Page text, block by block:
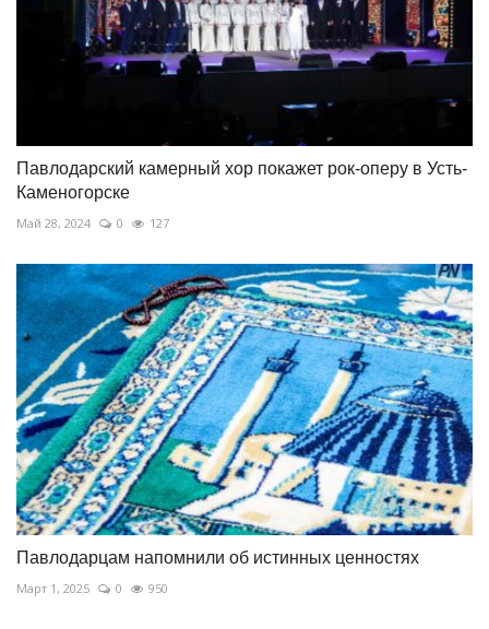
Павлодарский камерный хор покажет рок-оперу в Усть-
Каменогорске
Май 28, 2024 0 127
Павлодарцам напомнили об истинных ценностях
Март 1, 2025 0 950